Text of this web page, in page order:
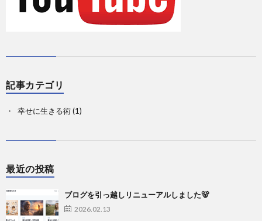
記事カテゴリ
幸せに生きる術(1)
最近の投稿
ブログを引っ越しリニューアルしました🐻
2026.02.13